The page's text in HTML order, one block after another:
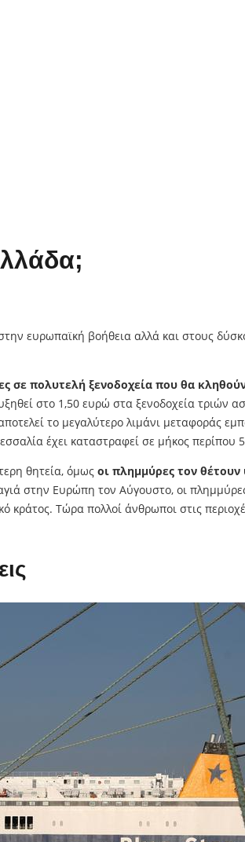
ευρωπαϊκή βοήθεια αλλά και στους
σε πολυτελή ξενοδοχεία που θα
στο 1,50 ευρώ στα ξενοδοχεία τριών
το μεγαλύτερο λιμάνι μεταφοράς
έχει καταστραφεί σε μήκος περίπου
θητεία, όμως οι πλημμύρες τον θέτουν
στην Ευρώπη τον Αύγουστο, οι
Τώρα πολλοί άνθρωποι στις